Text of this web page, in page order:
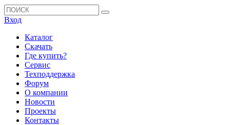
Вход
Каталог
Скачать
Где купить?
Сервис
Техподдержка
Форум
О компании
Новости
Проекты
Контакты